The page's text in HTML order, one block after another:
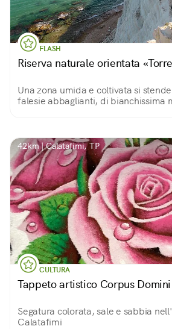
FLASH
Riserva naturale orientata
Una zona umida e coltivata si
falesie abbaglianti, di bianchissima
42km | Calatafimi, TP
CULTURA
Tappeto artistico Corpus Domini
Segatura colorata, sale e sabbia
Calatafimi